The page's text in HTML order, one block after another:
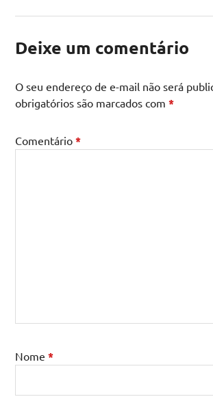
Deixe um comentário
O seu endereço de e-mail não será
obrigatórios são marcados com*
Comentário*
Nome*